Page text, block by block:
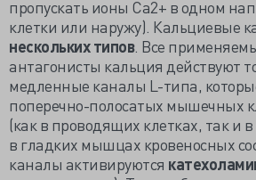
пропускать ионы Ca2+ в одном
клетки или наружу). Кальциевые
нескольких типов. Все
антагонисты кальция действуют
медленные каналы L-типа,
поперечно-полосатых мышечных
(как в проводящих клетках, так и
в гладких мышцах кровеносных
каналы активируются